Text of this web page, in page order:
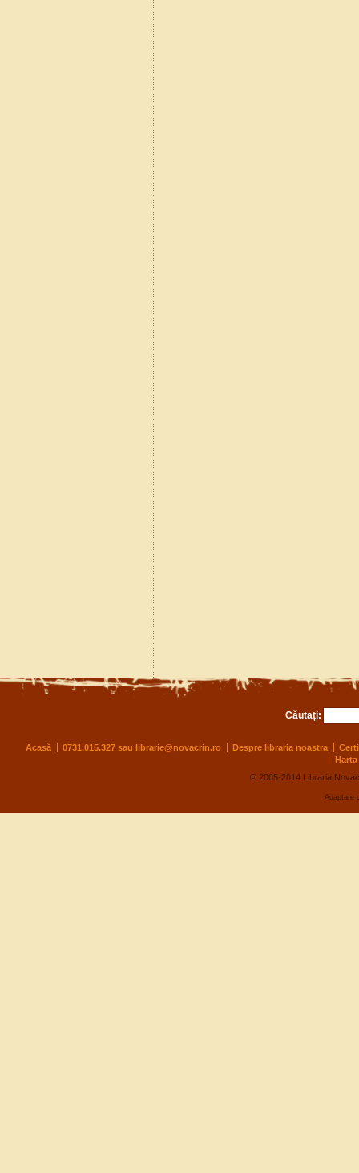
Căutați:
Acasă 0731.015.327 sau librarie@novacrin.ro Despre libraria noastra
© 2005-2014 Libraria
Adaptare